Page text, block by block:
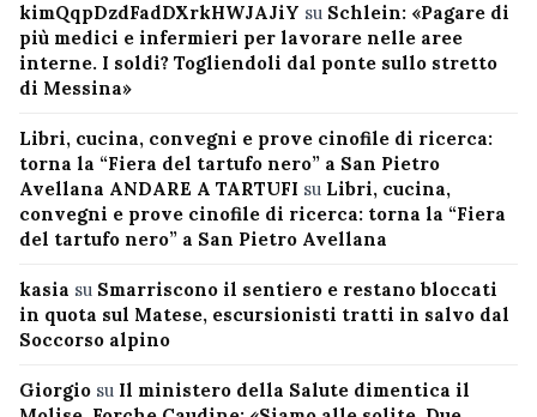
kimQqpDzdFadDXrkHWJAJiY su Schlein: «Pagare di
più medici e infermieri per lavorare nelle aree
interne. I soldi? Togliendoli dal ponte sullo stretto
di Messina»
Libri, cucina, convegni e prove cinofile di ricerca:
torna la “Fiera del tartufo nero” a San Pietro
Avellana ANDARE A TARTUFI su Libri, cucina,
convegni e prove cinofile di ricerca: torna la “Fiera
del tartufo nero” a San Pietro Avellana
kasia su Smarriscono il sentiero e restano bloccati
in quota sul Matese, escursionisti tratti in salvo dal
Soccorso alpino
Giorgio su Il ministero della Salute dimentica il